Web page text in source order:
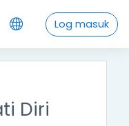
Log masuk
Diri